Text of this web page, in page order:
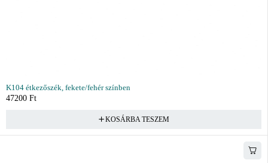
K104 étkezőszék, fekete/fehér színben
47200 Ft
KOSÁRBA TESZEM